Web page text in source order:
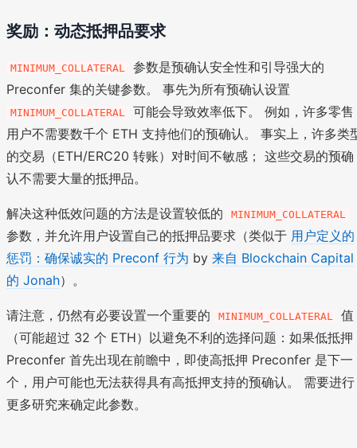
奖励：动态抵押品要求
MINIMUM_COLLATERAL
参数是预确认安全性和引导强大的
Preconfer 集的关键参数。 事先为所有预确认设置
MINIMUM_COLLATERAL
可能会导致效率低下。 例如，许多零售
用户不需要数千个 ETH 支持他们的预确认。 事实上，许多类
的交易（ETH/ERC20 转账）对时间不敏感； 这些交易的预确
认不需要大量的抵押品。
解决这种低效问题的方法是设置较低的 MINIMUM_COLLATERAL
参数，并允许用户设置自己的抵押品要求（类似于 用户定义的
惩罚：确保诚实的 Preconf 行为 by 来自 Blockchain Capital
的 Jonah）。
请注意，仍然有必要设置一个重要的 MINIMUM_COLLATERAL
值
（可能超过 32 个 ETH）以避免不利的选择问题：如果低抵押
Preconfer 首先出现在前瞻中，即使高抵押 Preconfer 是下一
个，用户可能也无法获得具有高抵押支持的预确认。 需要进行
更多研究来确定此参数。